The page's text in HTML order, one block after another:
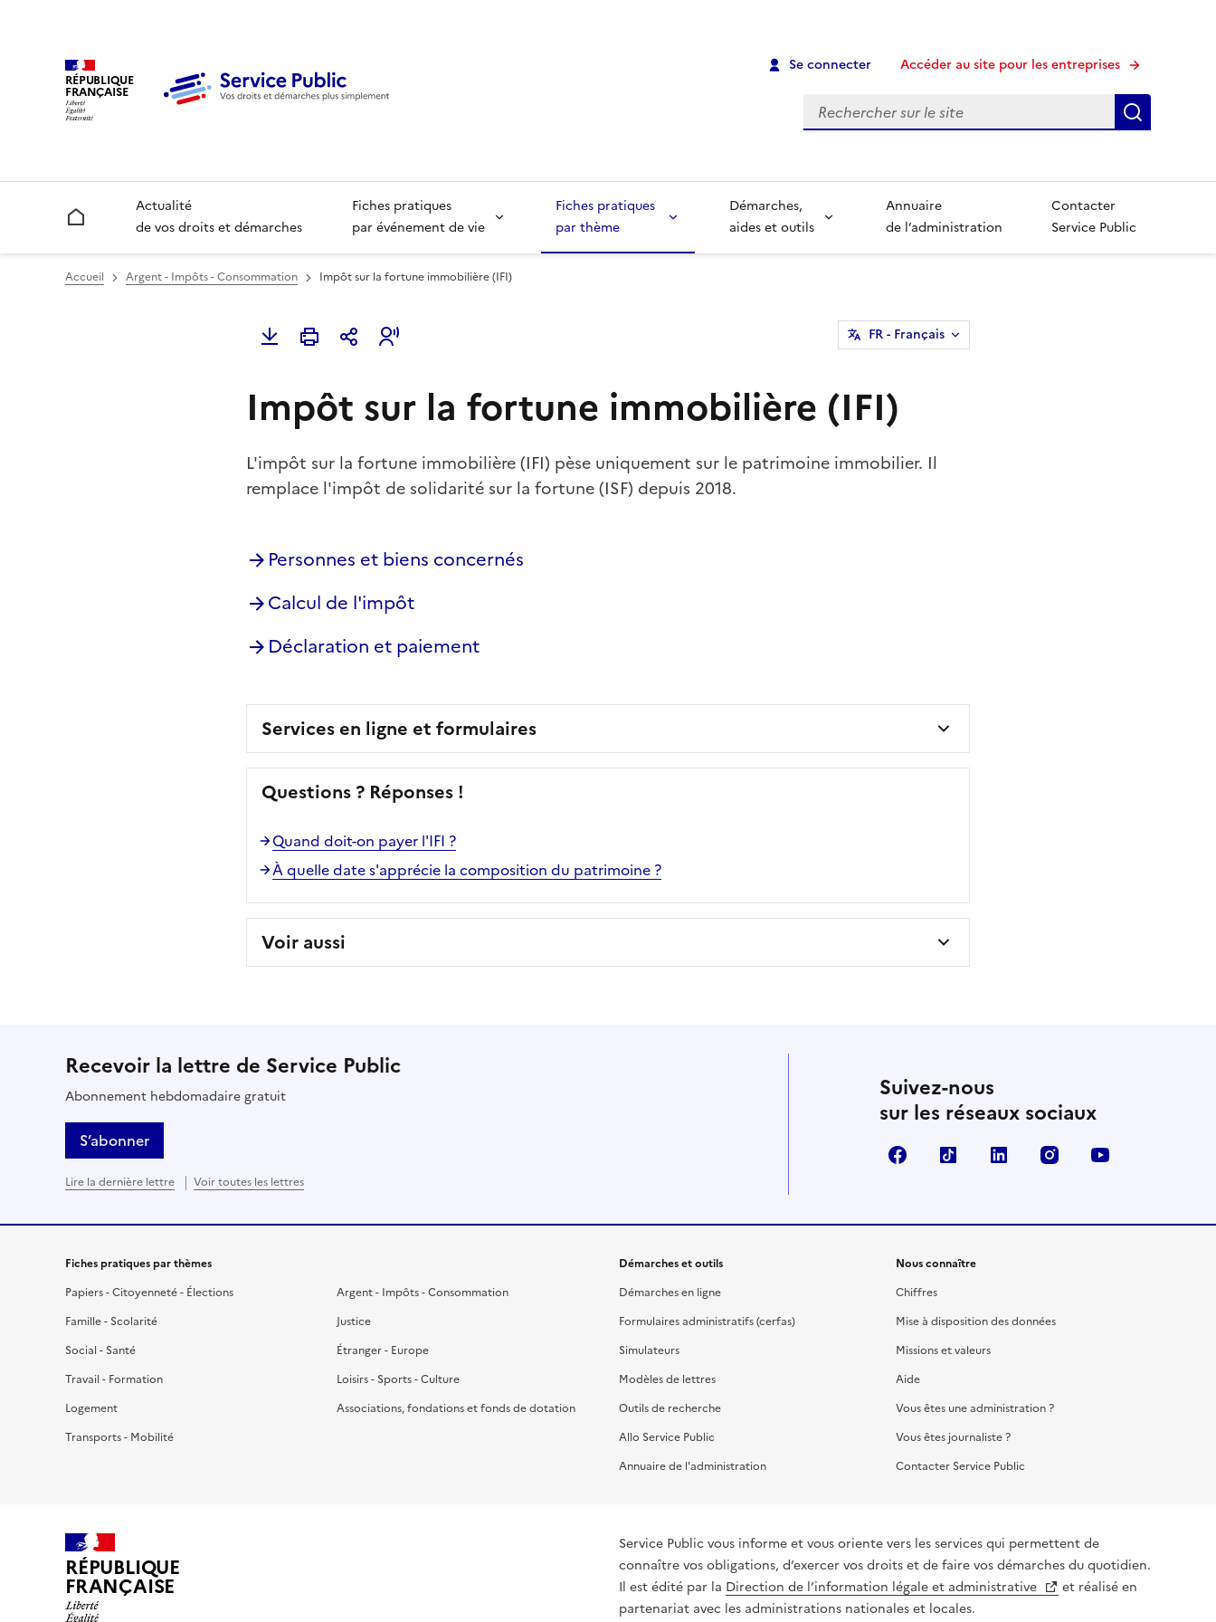
RÉPUBLIQUE
FRANÇAISE
Se connecter Accéder au site pour les entreprises
Recherche
Accueil
Actualité
de vos droits et démarches
Fiches pratiques
par événement de vie
Fiches pratiques
par thème
Démarches,
aides et outils
Annuaire
de l’administration
Contacter
Service Public
Accueil Argent - Impôts - Consommation Impôt sur la fortune immobilière (IFI)
FR- Français
Impôt sur la fortune immobilière (IFI)
L'impôt sur la fortune immobilière (IFI) pèse uniquement sur le patrimoine immobilier. Il
remplace l'impôt de solidarité sur la fortune (ISF) depuis 2018.
Personnes et biens concernés
Calcul de l'impôt
Déclaration et paiement
Services en ligne et formulaires
Questions ? Réponses !
Quand doit-on payer l'IFI ?
À quelle date s'apprécie la composition du patrimoine ?
Voir aussi
Recevoir la lettre de Service Public
Abonnement hebdomadaire gratuit
S’abonner
Lire la dernière lettre Voir toutes les lettres
Suivez-nous
sur les réseaux sociaux
FacebookTikTok LinkedIn Instagram
Fiches pratiques par thèmes
Papiers - Citoyenneté - Élections
Famille - Scolarité
Social - Santé
Travail - Formation
Logement
Transports - Mobilité
Argent - Impôts - Consommation
Justice
Étranger - Europe
Loisirs - Sports - Culture
Associations, fondations et fonds de dotation
Démarches et outils
Démarches en ligne
Formulaires administratifs (cerfas)
Simulateurs
Modèles de lettres
Outils de recherche
Allo Service Public
Annuaire de l'administration
Nous connaître
Chiffres
Mise à disposition des données
Missions et valeurs
Aide
Vous êtes une administration ?
Vous êtes journaliste ?
Contacter Service Public
RÉPUBLIQUE
FRANÇAISE
Service Public vous informe et vous oriente vers les services qui permettent de
connaître vos obligations, d’exercer vos droits et de faire vos démarches du quotidien.
Il est édité par la Direction de l’information légale et administrative
et réalisé en
partenariat avec les administrations nationales et locales.